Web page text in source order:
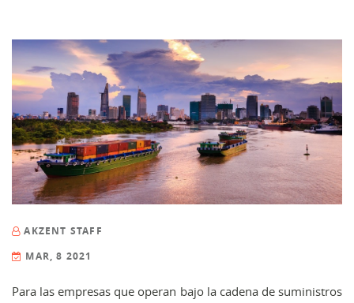
AKZENT STAFF
MAR, 8 2021
Para las empresas que operan bajo la cadena de suministros